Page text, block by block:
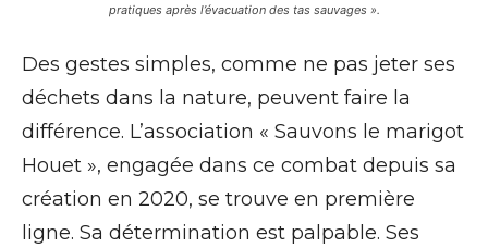
pratiques après l’évacuation des tas sauvages ».
Des gestes simples, comme ne pas jeter ses
déchets dans la nature, peuvent faire la
différence. L’association « Sauvons le marigot
Houet », engagée dans ce combat depuis sa
création en 2020, se trouve en première
ligne. Sa détermination est palpable. Ses